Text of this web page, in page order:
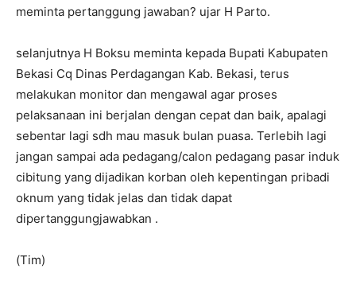
meminta pertanggung jawaban? ujar H Parto.
selanjutnya H Boksu meminta kepada Bupati Kabupaten
Bekasi Cq Dinas Perdagangan Kab. Bekasi, terus
melakukan monitor dan mengawal agar proses
pelaksanaan ini berjalan dengan cepat dan baik, apalagi
sebentar lagi sdh mau masuk bulan puasa. Terlebih lagi
jangan sampai ada pedagang/calon pedagang pasar induk
cibitung yang dijadikan korban oleh kepentingan pribadi
oknum yang tidak jelas dan tidak dapat
dipertanggungjawabkan .
(Tim)